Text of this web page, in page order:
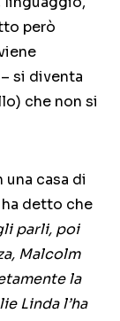
però
si diventa
che non si
casa di
ha detto che
parli, poi
Malcolm
la
Linda l’ha